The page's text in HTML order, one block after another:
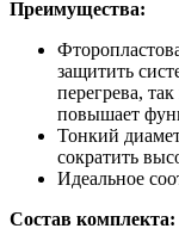
Преимущества:
защитить
перегрева,
повышает
Тонкий
сократить
Идеальное
Состав комплекта: